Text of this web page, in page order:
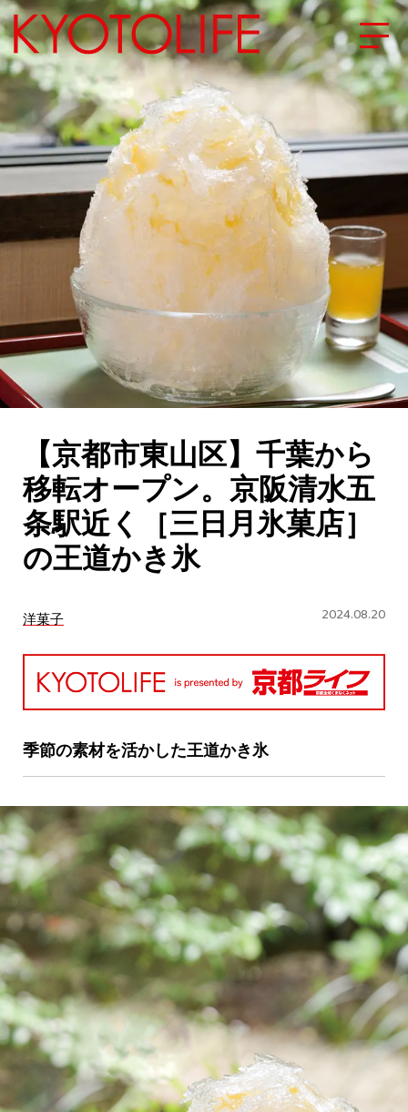
エリアから探す
地図から探す
カテゴリーから探す
SPECIAL
NEW OPEN
SERIES
CULTURE
ABOUT US
Instagram
チケットプレゼント応募
MAIN MENU
SERIES
カレーが好き
京都おやつクラブ
私と店のはなし
今月の京みやげ
京都の書店
【京都市東山区】千葉から
移転オープン。京阪清水五
条駅近く［三日月氷菓店］
の王道かき氷
洋菓子 2024.08.20
季節の素材を活かした王道かき氷